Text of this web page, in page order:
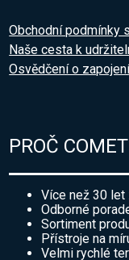
Obchodní podmínky
Naše cesta k
Osvědčení o
PROČ
Více než 30
Odborné
Sortiment
Přístroje na
Velmi rychlé